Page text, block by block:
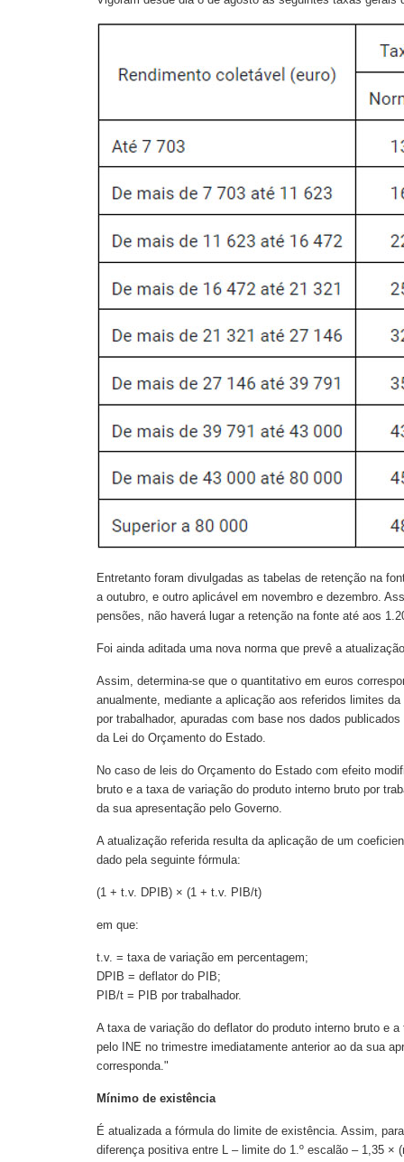
Entretanto foram divulgadas as tabelas de retenção na
a outubro, e outro aplicável em novembro e dezembro.
pensões, não haverá lugar a retenção na fonte até aos
Foi ainda aditada uma nova norma que prevê a
Assim, determina-se que o quantitativo em euros
anualmente, mediante a aplicação aos referidos limites
por trabalhador, apuradas com base nos dados
da Lei do Orçamento do Estado.
No caso de leis do Orçamento do Estado com efeito
bruto e a taxa de variação do produto interno bruto por
da sua apresentação pelo Governo.
A atualização referida resulta da aplicação de um
dado pela seguinte fórmula:
(1 + t.v. DPIB) × (1 + t.v. PIB/t)
em que:
t.v. = taxa de variação em percentagem;
DPIB = deflator do PIB;
PIB/t = PIB por trabalhador.
A taxa de variação do deflator do produto interno bruto e
pelo INE no trimestre imediatamente anterior ao da sua
corresponda."
Mínimo de existência
É atualizada a fórmula do limite de existência. Assim,
diferença positiva entre L – limite do 1.º escalão – 1,35